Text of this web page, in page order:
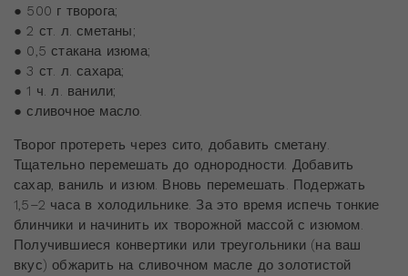
● 500 г творога;
● 2 ст. л. сметаны;
● 0,5 стакана изюма;
● 3 ст. л. сахара;
● 1 ч. л. ванили;
● сливочное масло.
Творог протереть через сито, добавить сметану.
Тщательно перемешать до однородности. Добавить
сахар, ваниль и изюм. Вновь перемешать. Подержать
1,5–2 часа в холодильнике. За это время испечь тонкие
блинчики и начинить их творожной массой с изюмом.
Получившиеся конвертики или треугольники (на ваш
вкус) обжарить на сливочном масле до золотистой